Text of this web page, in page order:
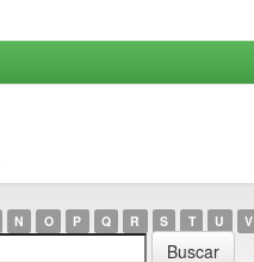
N O P Q R S T U V